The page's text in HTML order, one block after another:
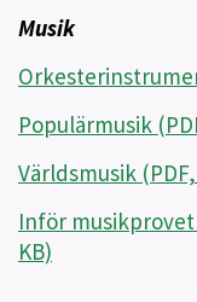
Musik
Populärmusik
Världsmusik (PDF,
Inför musikprovet
KB)